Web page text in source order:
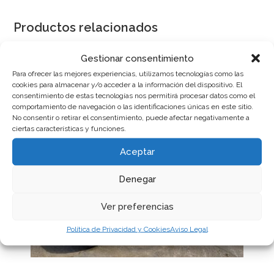
Gestionar consentimiento
Para ofrecer las mejores experiencias, utilizamos tecnologías como las
cookies para almacenar y/o acceder a la información del dispositivo. El
consentimiento de estas tecnologías nos permitirá procesar datos como el
comportamiento de navegación o las identificaciones únicas en este sitio.
No consentir o retirar el consentimiento, puede afectar negativamente a
ciertas características y funciones.
Aceptar
Denegar
Ver preferencias
Política de Privacidad y CookiesAviso Legal
Productos relacionados